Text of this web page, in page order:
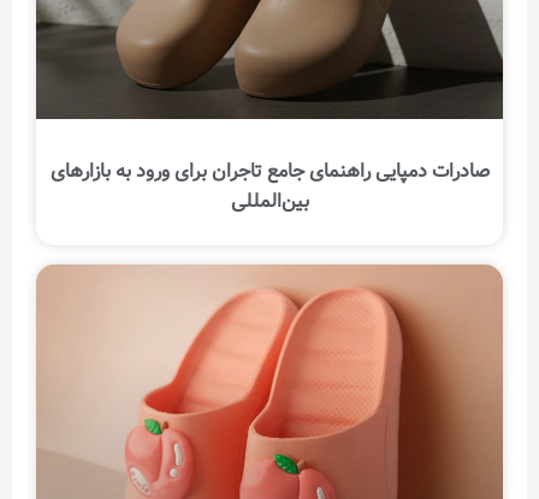
صادرات دمپایی راهنمای جامع تاجران برای ورود به بازارهای
بین‌المللی